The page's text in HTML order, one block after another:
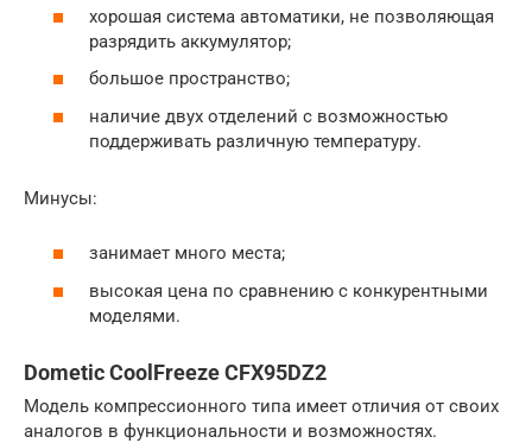
хорошая система автоматики, не позволяющая
разрядить аккумулятор;
большое пространство;
наличие двух отделений с возможностью
поддерживать различную температуру.
Минусы:
занимает много места;
высокая цена по сравнению с конкурентными
моделями.
Dometic CoolFreeze CFX95DZ2
Модель компрессионного типа имеет отличия от своих
аналогов в функциональности и возможностях.